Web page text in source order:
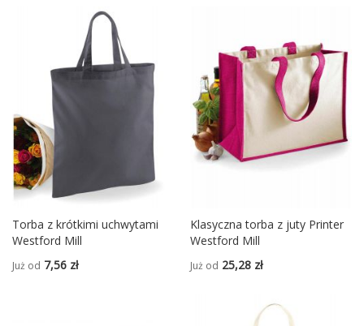
Torba z krótkimi uchwytami
Westford Mill
Już od 7,56 zł
Klasyczna torba z juty Printer
Westford Mill
Już od 25,28 zł